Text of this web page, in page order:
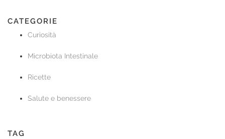
CATEGORIE
Curiosità
Microbiota Intestinale
Ricette
Salute e benessere
TAG